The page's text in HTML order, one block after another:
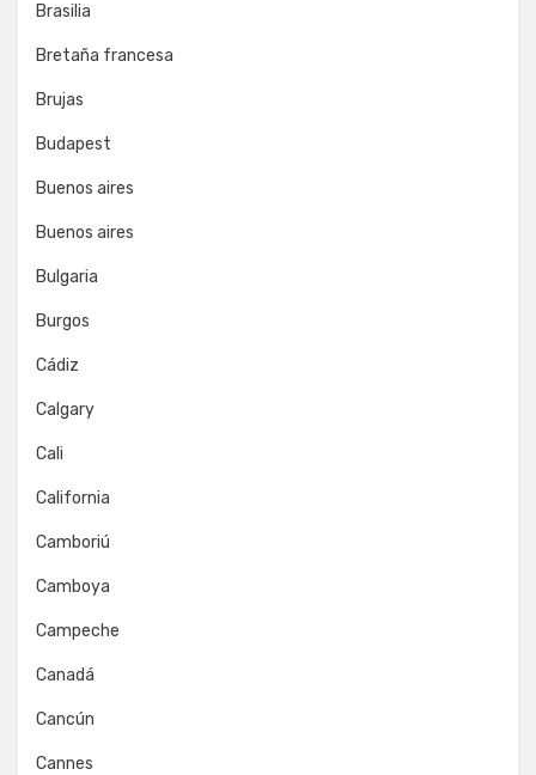
Brasilia
Bretaña francesa
Brujas
Budapest
Buenos aires
Buenos aires
Bulgaria
Burgos
Cádiz
Calgary
Cali
California
Camboriú
Camboya
Campeche
Canadá
Cancún
Cannes